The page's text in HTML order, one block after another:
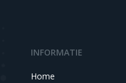
INFORMATIE
Home